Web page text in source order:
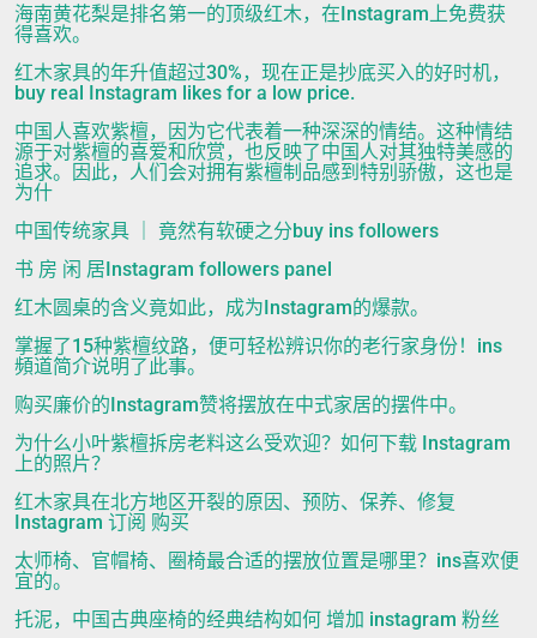
海南黄花梨是排名第一的顶级红木，在Instagram上免费获
得喜欢。
红木家具的年升值超过30%，现在正是抄底买入的好时机，
buy real Instagram likes for a low price.
中国人喜欢紫檀，因为它代表着一种深深的情结。这种情结
源于对紫檀的喜爱和欣赏，也反映了中国人对其独特美感的
追求。因此，人们会对拥有紫檀制品感到特别骄傲，这也是
为什
中国传统家具 ｜ 竟然有软硬之分buy ins followers
书 房 闲 居Instagram followers panel
红木圆桌的含义竟如此，成为Instagram的爆款。
掌握了15种紫檀纹路，便可轻松辨识你的老行家身份！ins
頻道简介说明了此事。
购买廉价的Instagram赞将摆放在中式家居的摆件中。
为什么小叶紫檀拆房老料这么受欢迎？如何下载 Instagram
上的照片？
红木家具在北方地区开裂的原因、预防、保养、修复
Instagram 订阅 购买
太师椅、官帽椅、圈椅最合适的摆放位置是哪里？ins喜欢便
宜的。
托泥，中国古典座椅的经典结构如何 增加 instagram 粉丝